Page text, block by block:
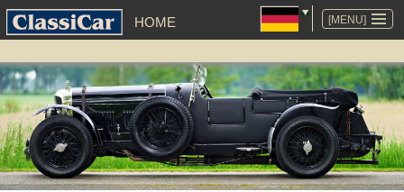
[MENU]
HOME
NAVIGATION
ÜBERSPRINGEN